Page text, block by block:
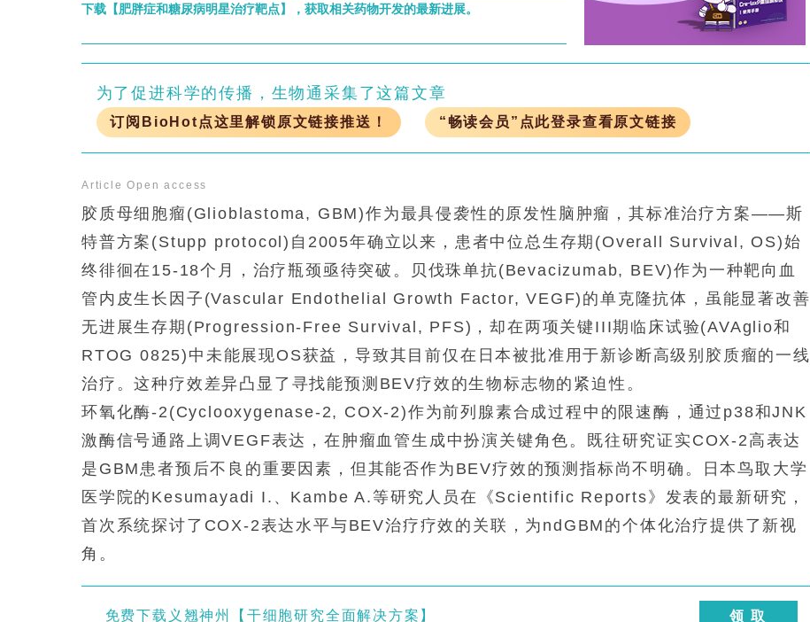
著改善，而低表达患者无显著获益。该发现为ndGBM的精准治疗提供
下载【肥胖症和糖尿病明星治疗靶点】，获取相关药物开发的最新进展。
为了促进科学的传播，生物通采集了这篇文章
订阅BioHot点这里解锁原文链接推送！ “畅读会员”点此登录查看原文链接
Article Open access
胶质母细胞瘤(Glioblastoma, GBM)作为最具侵袭性的原发性脑肿瘤，其标准治疗方案——斯
特普方案(Stupp protocol)自2005年确立以来，患者中位总生存期(Overall Survival, OS)始
终徘徊在15-18个月，治疗瓶颈亟待突破。贝伐珠单抗(Bevacizumab, BEV)作为一种靶向血
管内皮生长因子(Vascular Endothelial Growth Factor, VEGF)的单克隆抗体，虽能显著改善
无进展生存期(Progression-Free Survival, PFS)，却在两项关键III期临床试验(AVAglio和
RTOG 0825)中未能展现OS获益，导致其目前仅在日本被批准用于新诊断高级别胶质瘤的一线
治疗。这种疗效差异凸显了寻找能预测BEV疗效的生物标志物的紧迫性。
环氧化酶-2(Cyclooxygenase-2, COX-2)作为前列腺素合成过程中的限速酶，通过p38和JNK
激酶信号通路上调VEGF表达，在肿瘤血管生成中扮演关键角色。既往研究证实COX-2高表达
是GBM患者预后不良的重要因素，但其能否作为BEV疗效的预测指标尚不明确。日本鸟取大学
医学院的Kesumayadi I.、Kambe A.等研究人员在《Scientific Reports》发表的最新研究，
首次系统探讨了COX-2表达水平与BEV治疗疗效的关联，为ndGBM的个体化治疗提供了新视
角。
免费下载义翘神州【干细胞研究全面解决方案】 领 取